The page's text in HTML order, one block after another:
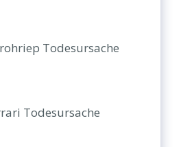
Todesursache
Todesursache